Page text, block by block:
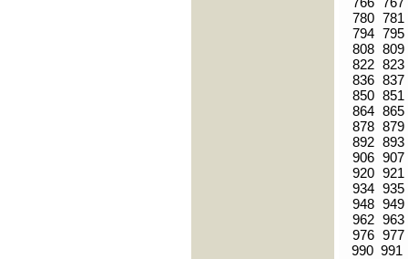
780 781
794 795
808 809
822 823
836 837
850 851
864 865
878 879
892 893
906 907
920 921
934 935
948 949
962 963
976 977
990 991